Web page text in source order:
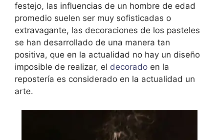
festejo, las influencias de un hombre de edad
promedio suelen ser muy sofisticadas o
extravagante, las decoraciones de los pasteles
se han desarrollado de una manera tan
positiva, que en la actualidad no hay un diseño
imposible de realizar, el decorado en la
repostería es considerado en la actualidad un
arte.